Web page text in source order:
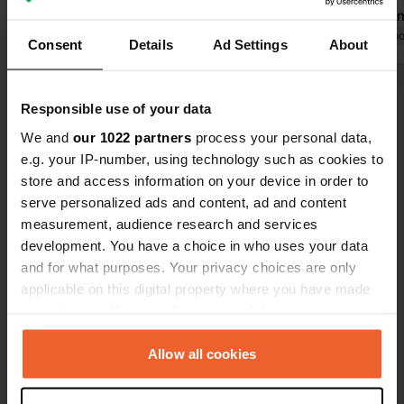
Consent Details Ad Settings About
Responsible use of your data
We and our 1022 partners process your personal data,
e.g. your IP-number, using technology such as cookies to
store and access information on your device in order to
serve personalized ads and content, ad and content
measurement, audience research and services
development. You have a choice in who uses your data
and for what purposes. Your privacy choices are only
applicable on this digital property where you have made
any time from the Cookie Declaration or by clicking on
the Privacy trigger icon.Allow all cookies
un service de petits pains assuré par
camping un lieu digne de 5 étoiles
les caravanes. Merci et continuez
comme ça !
Sanitaires
terrasse,
faire une
5,5 km. Un
garderons
Traduit par
Es-tu déjà venu ici ?
Contact
Emplacement
Hundsweihersägemühle 1
67714, Heltersberg, Allemagne